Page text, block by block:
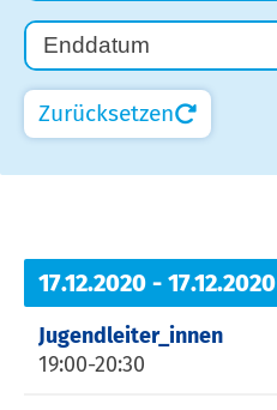
Zurücksetzen
17.12.2020 - 17.12.2020
Jugendleiter_innen
19:00-20:30